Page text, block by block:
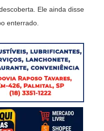
Ele ainda disse
enterrado.